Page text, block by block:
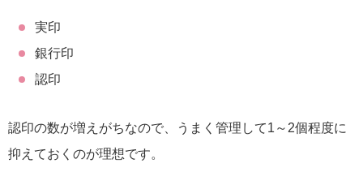
実印
銀行印
認印
認印の数が増えがちなので、うまく管理して1～2個程度に
抑えておくのが理想です。